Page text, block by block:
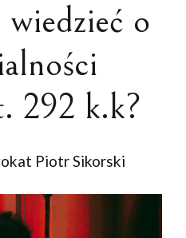
o
292 k.k?
Piotr Sikorski